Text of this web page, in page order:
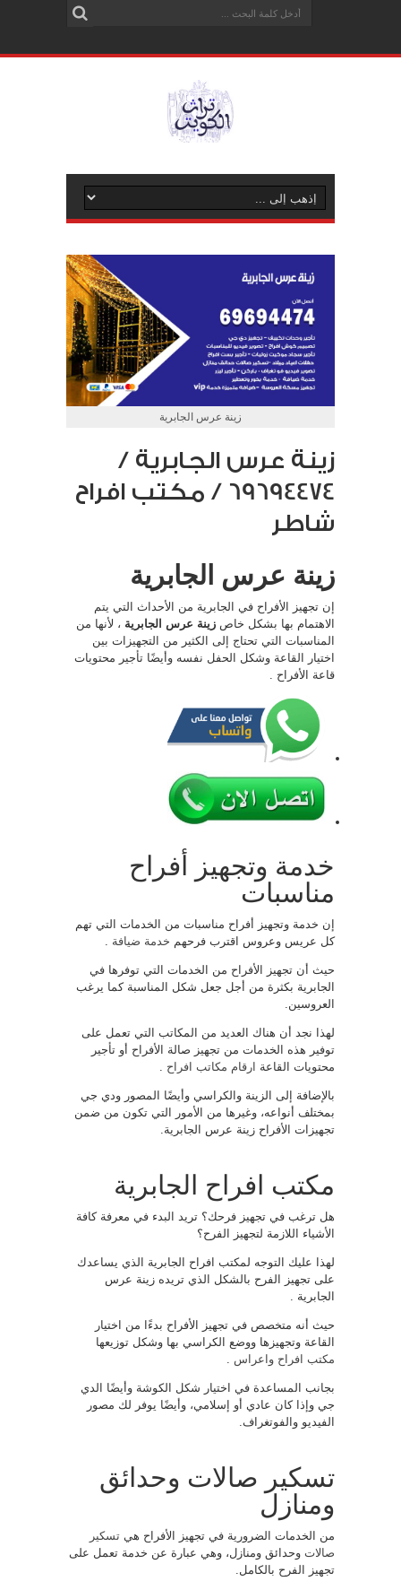
زينة عرس الجابرية
زينة عرس الجابرية /
69694474 / مكتب افراح
شاطر
زينة عرس الجابرية
إن تجهيز الأفراح في الجابرية من الأحداث التي يتم
الاهتمام بها بشكل خاص زينة عرس الجابرية ، لأنها من
المناسبات التي تحتاج إلى الكثير من التجهيزات بين
اختيار القاعة وشكل الحفل نفسه وأيضًا تأجير محتويات
قاعة الأفراح .
خدمة وتجهيز أفراح
مناسبات
إن خدمة وتجهيز أفراح مناسبات من الخدمات التي تهم
كل عريس وعروس اقترب فرحهم خدمة ضيافة
حيث أن تجهيز الأفراح من الخدمات التي توفرها في
الجابرية بكثرة من أجل جعل شكل المناسبة كما يرغب
العروسين.
لهذا نجد أن هناك العديد من المكاتب التي تعمل على
توفير هذه الخدمات من تجهيز صالة الأفراح أو تأجير
محتويات القاعة ارقام مكاتب افراح
بالإضافة إلى الزينة والكراسي وأيضًا المصور ودي جي
بمختلف أنواعه، وغيرها من الأمور التي تكون من ضمن
تجهيزات الأفراح زينة عرس الجابرية.
مكتب افراح الجابرية
هل ترغب في تجهيز فرحك؟ تريد البدء في معرفة كافة
الأشياء اللازمة لتجهيز الفرح؟
لهذا عليك التوجه لمكتب افراح الجابرية الذي يساعدك
على تجهيز الفرح بالشكل الذي تريده زينة عرس
الجابرية .
حيث أنه متخصص في تجهيز الأفراح بدءًا من اختيار
القاعة وتجهيزها ووضع الكراسي بها وشكل توزيعها
مكتب افراح واعراس
بجانب المساعدة في اختيار شكل الكوشة وأيضًا الدي
جي وإذا كان عادي أو إسلامي، وأيضًا يوفر لك مصور
الفيديو والفوتغراف.
تسكير صالات وحدائق
ومنازل
من الخدمات الضرورية في تجهيز الأفراح هي تسكير
صالات وحدائق ومنازل، وهي عبارة عن خدمة تعمل على
تجهيز الفرح بالكامل.